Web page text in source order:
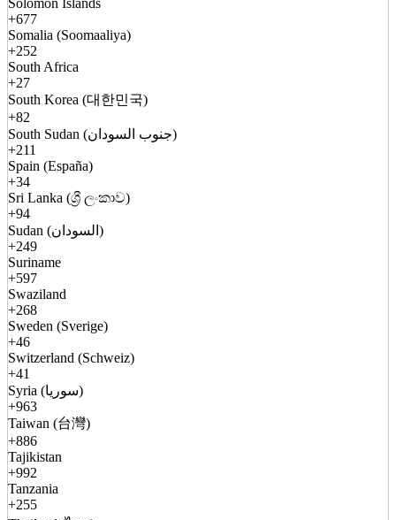
Solomon Islands
+677
Somalia (Soomaaliya)
+252
South Africa
+27
South Korea (대한민국)
+82
South Sudan (جنوب السودان)
+211
Spain (España)
+34
Sri Lanka (ශ්‍රී ලංකාව)
+94
Sudan (السودان)
+249
Suriname
+597
Swaziland
+268
Sweden (Sverige)
+46
Switzerland (Schweiz)
+41
Syria (سوريا)
+963
Taiwan (台灣)
+886
Tajikistan
+992
Tanzania
+255